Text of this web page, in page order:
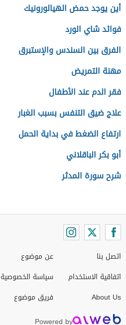
أين يوجد حمض الهيالورونيك
فوائد شاي الورد
الفرق بين السندس والإستبرق
مهنة التمريض
فقر الدم عند الأطفال
علاج ضيق التنفس بسبب الغبار
ارتفاع الضغط في بداية الحمل
أبو بكر الباقلاني
شرح سورة المدثر
اتصل بنا
اتفاقية الاستخدام
About Us
عن موضوع
سياسة الخصوصية
فريق موضوع
Powered by